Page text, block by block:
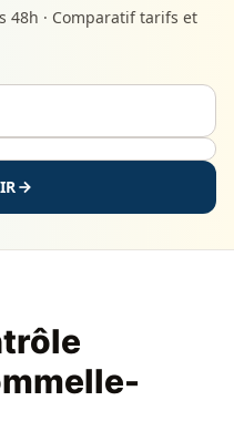
48h · Comparatif tarifs et